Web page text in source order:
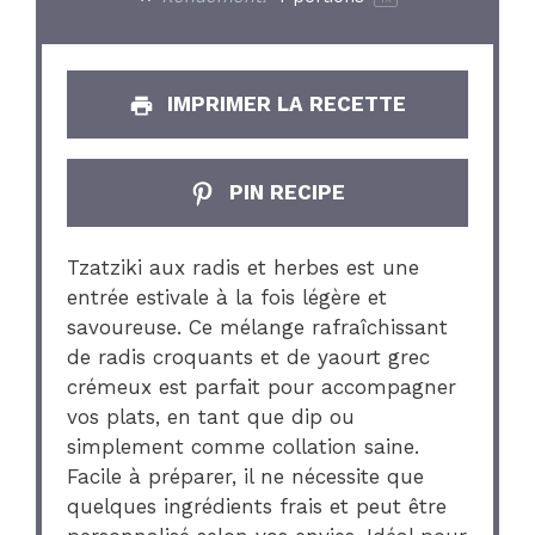
IMPRIMER LA RECETTE
PIN RECIPE
Tzatziki aux radis et herbes est une
entrée estivale à la fois légère et
savoureuse. Ce mélange rafraîchissant
de radis croquants et de yaourt grec
crémeux est parfait pour accompagner
vos plats, en tant que dip ou
simplement comme collation saine.
Facile à préparer, il ne nécessite que
quelques ingrédients frais et peut être